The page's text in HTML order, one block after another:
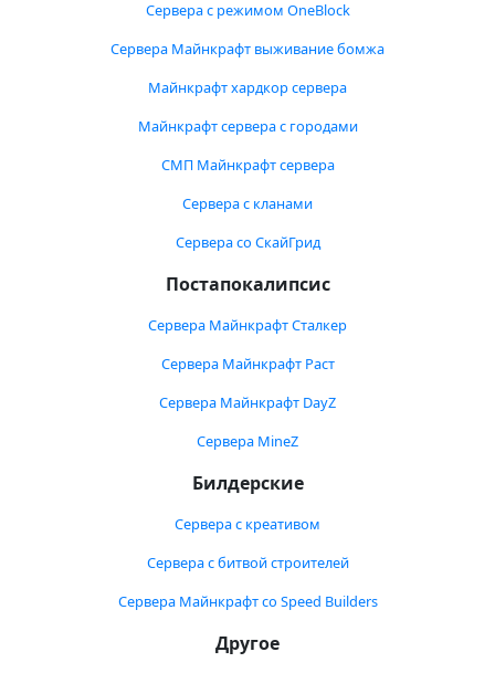
Сервера с режимом OneBlock
Сервера Майнкрафт выживание бомжа
Майнкрафт хардкор сервера
Майнкрафт сервера с городами
СМП Майнкрафт сервера
Сервера с кланами
Сервера со СкайГрид
Постапокалипсис
Сервера Майнкрафт Сталкер
Сервера Майнкрафт Раст
Сервера Майнкрафт DayZ
Сервера MineZ
Билдерские
Сервера с креативом
Сервера с битвой строителей
Сервера Майнкрафт со Speed Builders
Другое